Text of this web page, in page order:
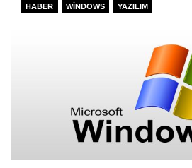
HABER WINDOWS YAZILIM